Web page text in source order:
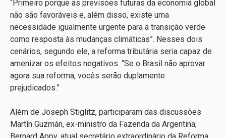
“Primeiro porque as previsões futuras da economia global
não são favoráveis e, além disso, existe uma
necessidade igualmente urgente para a transição verde
como resposta às mudanças climáticas”. Nesses dois
cenários, segundo ele, a reforma tributária seria capaz de
amenizar os efeitos negativos. “Se o Brasil não aprovar
agora sua reforma, vocês serão duplamente
prejudicados.”
Além de Joseph Stiglitz, participaram das discussões
Martín Guzmán, ex-ministro da Fazenda da Argentina;